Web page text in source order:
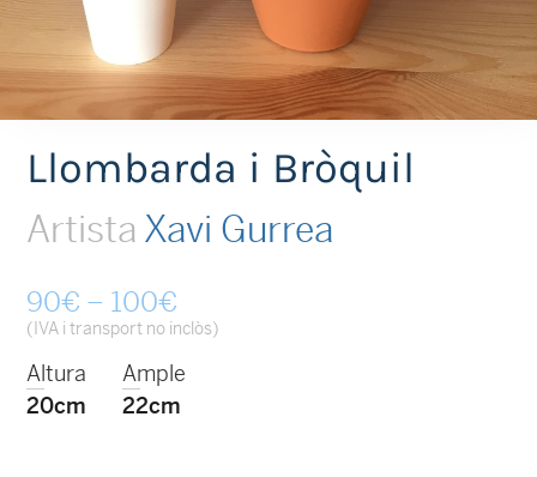
Llombarda i Bròquil
Artista Xavi Gurrea
90€ – 100€
de
preus:
90€
(IVA i transport no inclòs)
Altura
20cm
Ample
22cm